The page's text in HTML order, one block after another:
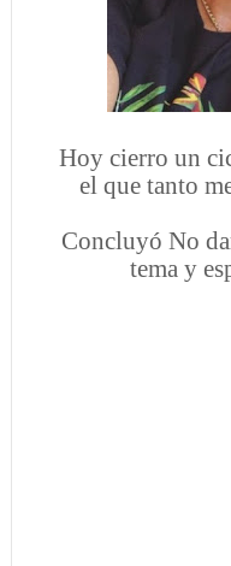
Hoy cierro un
el que tanto
Concluyó No
tema y